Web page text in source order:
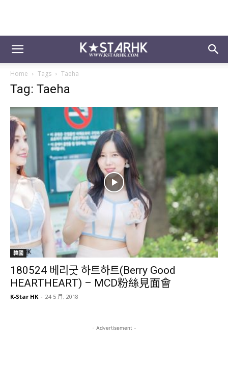
Home Tags Taeha
Tag: Taeha
韓國
180524 베리굿 하트하트(Berry Good
HEARTHEART) – MCD粉絲見面會
K-Star HK - 24 5 月, 2018
- Advertisement -